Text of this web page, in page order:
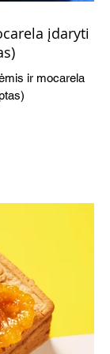
įdaryti
ir mocarela